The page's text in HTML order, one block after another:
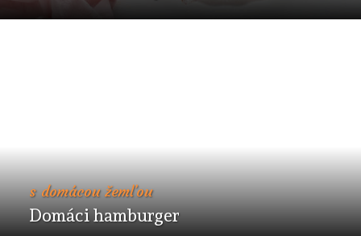
s domácou žemľou
Domáci hamburger